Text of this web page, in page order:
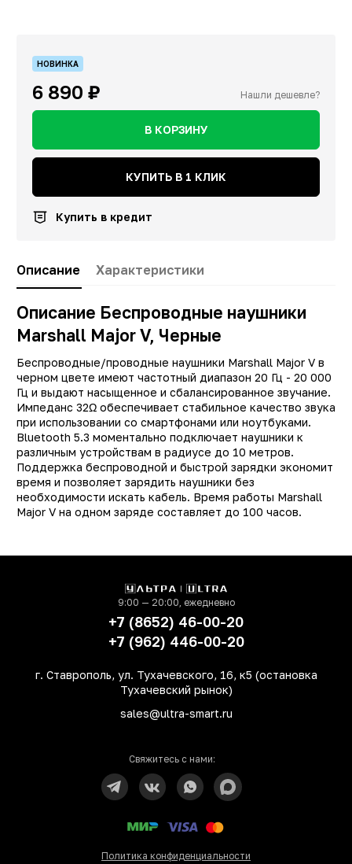
НОВИНКА
6 890 ₽ Нашли дешевле?
В КОРЗИНУ
КУПИТЬ В 1 КЛИК
Купить в кредит
Описание Характеристики
Описание Беспроводные наушники
Marshall Major V, Черные
Беспроводные/проводные наушники Marshall Major V в
черном цвете имеют частотный диапазон 20 Гц - 20 000
Гц и выдают насыщенное и сбалансированное звучание.
Импеданс 32Ω обеспечивает стабильное качество звука
при использовании со смартфонами или ноутбуками.
Bluetooth 5.3 моментально подключает наушники к
различным устройствам в радиусе до 10 метров.
Поддержка беспроводной и быстрой зарядки экономит
время и позволяет зарядить наушники без
необходимости искать кабель. Время работы Marshall
Major V на одном заряде составляет до 100 часов.
данные
цвета
металл/
не
частот
сигнал / шум
голосовое
9:00 — 20:00, ежедневно
+7 (8652) 46-00-20
+7 (962) 446-00-20
г. Ставрополь, ул. Тухачевского, 16, к5 (остановка
Тухачевский рынок)
sales@ultra-smart.ru
Свяжитесь с нами:
Политика конфиденциальности